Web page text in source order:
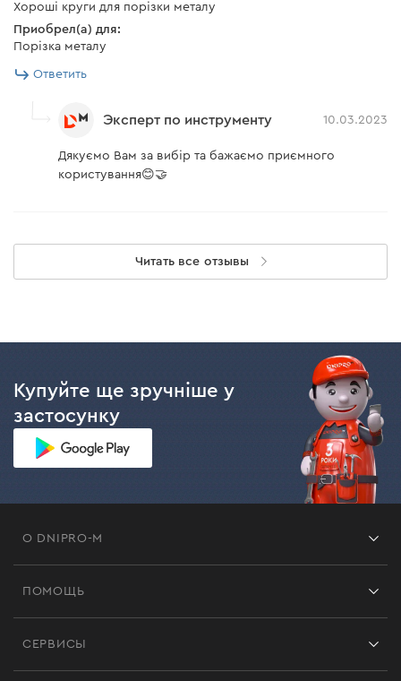
Хороші круги для порізки металу
Приобрел(а) для:
Порізка металу
Ответить
Эксперт по инструменту 10.03.2023
Дякуємо Вам за вибір та бажаємо приємного
користування😊🤝
Читать все отзывы
Купуйте ще зручніше у
застосунку
О DNIPRO-M
ПОМОЩЬ
СЕРВИСЫ